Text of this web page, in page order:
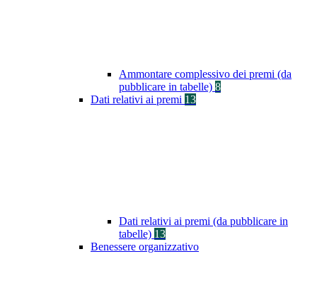
Ammontare complessivo dei premi (da
pubblicare in tabelle) 8
Dati relativi ai premi 13
Dati relativi ai premi (da pubblicare in
tabelle) 13
Benessere organizzativo